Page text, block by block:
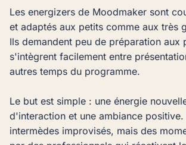
Les energizers de Moodmaker sont
et adaptés aux petits comme aux très
Ils demandent peu de préparation aux
s'intègrent facilement entre
autres temps du programme.
Le but est simple : une énergie
d'interaction et une ambiance positive.
intermèdes improvisés, mais des